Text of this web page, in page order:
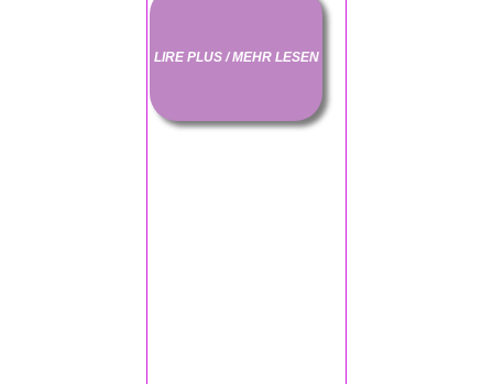
LIRE PLUS / MEHR LESEN